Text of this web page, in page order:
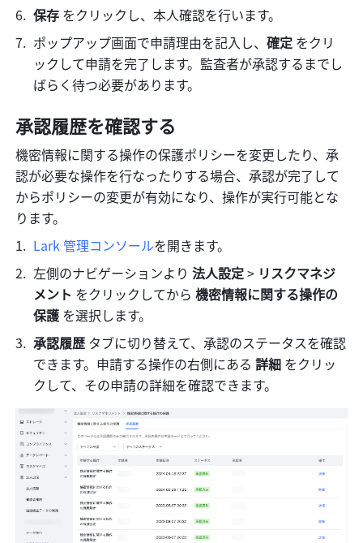
保存 をクリックし、本人確認を行います。
ポップアップ画面で申請理由を記入し、確定 をクリ
ックして申請を完了します。監査者が承認するまでし
ばらく待つ必要があります。
承認履歴を確認する
機密情報に関する操作の保護ポリシーを変更したり、承
認が必要な操作を行なったりする場合、承認が完了して
からポリシーの変更が有効になり、操作が実行可能とな
ります。
Lark 管理コンソールを開きます。
左側のナビゲーションより 法人設定 > リスクマネジ
メント をクリックしてから 機密情報に関する操作の
保護 を選択します。
承認履歴 タブに切り替えて、承認のステータスを確認
できます。申請する操作の右側にある 詳細 をクリッ
クして、その申請の詳細を確認できます。